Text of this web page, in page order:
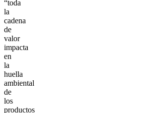
“toda
la
cadena
de
valor
impacta
en
la
huella
ambiental
de
los
productos